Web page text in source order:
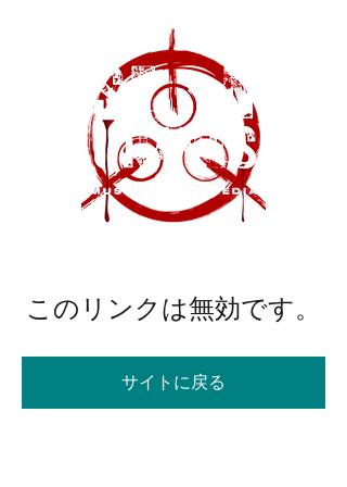
このリンクは無効です。
サイトに戻る